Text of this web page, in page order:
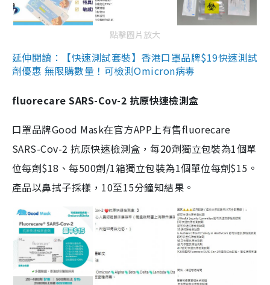
點擊圖片放大
延伸閱讀：【快速測試套裝】香港口罩品牌$19快速測試
劑優惠 無限購數量！可檢測Omicron病毒
fluorecare SARS-Cov-2 抗原快速檢測盒
口罩品牌Good Mask在官方APP上有售fluorecare
SARS-Cov-2 抗原快速檢測盒，每20劑獨立包裝為1個單
位每劑$18、每500劑/1箱獨立包裝為1個單位每劑$15。
產品以鼻拭子採樣，10至15分鐘知結果。